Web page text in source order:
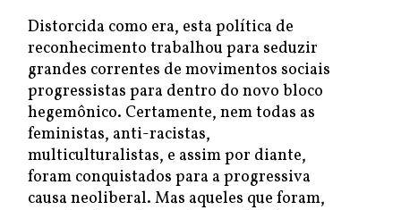
Distorcida como era, esta política de
reconhecimento trabalhou para seduzir
grandes correntes de movimentos sociais
progressistas para dentro do novo bloco
hegemônico. Certamente, nem todas as
feministas, anti-racistas,
multiculturalistas, e assim por diante,
foram conquistados para a progressiva
causa neoliberal. Mas aqueles que foram,